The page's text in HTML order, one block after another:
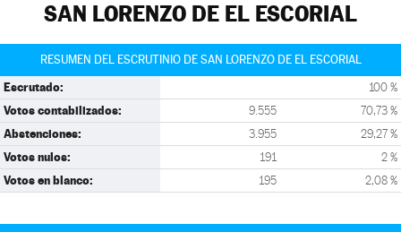
SAN LORENZO DE EL ESCORIAL
RESUMEN DEL ESCRUTINIO DE SAN LORENZO DE EL ESCORIAL
Escrutado: 100 %
Votos contabilizados: 9.555 70,73 %
Abstenciones: 3.955 29,27 %
Votos nulos: 191 2 %
Votos en blanco: 195 2,08 %